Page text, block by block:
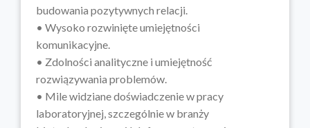
budowania pozytywnych relacji.
• Wysoko rozwinięte umiejętności
komunikacyjne.
• Zdolności analityczne i umiejętność
rozwiązywania problemów.
• Mile widziane doświadczenie w pracy
laboratoryjnej, szczególnie w branży